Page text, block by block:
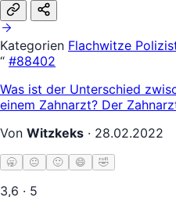
Kategorien Flachwitze
“ #88402
Was ist der Unterschied
einem Zahnarzt? Der
Von Witzkeks · 28.02.2022
🥱 😐 🙂 😄 🤣
3,6 · 5